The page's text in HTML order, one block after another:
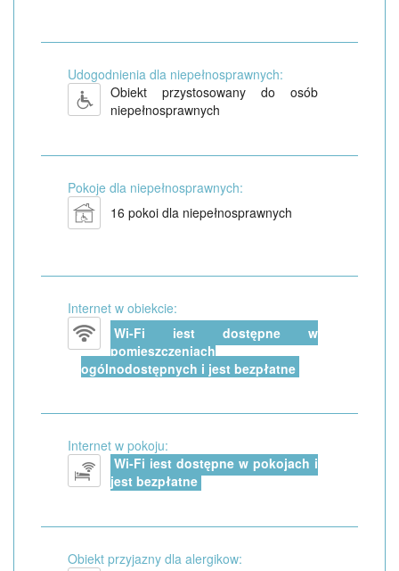
Udogodnienia dla niepełnosprawnych:
Obiekt przystosowany do osób
niepełnosprawnych
Pokoje dla niepełnosprawnych:
16 pokoi dla niepełnosprawnych
Internet w obiekcie:
Wi-Fi jest dostępne w
pomieszczeniach
ogólnodostępnych i jest bezpłatne
Internet w pokoju:
Wi-Fi jest dostępne w pokojach i
jest bezpłatne
Obiekt przyjazny dla alergikow: